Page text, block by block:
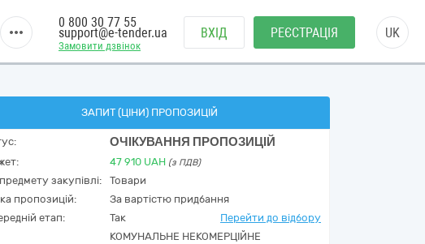
Замовити дзвінок
0 800 30 77 55
support@e-tender.ua ВХІД РЕЄСТРАЦІЯ UK
ЗАПИТ (ЦІНИ) ПРОПОЗИЦІЙ
ОЧІКУВАННЯ ПРОПОЗИЦІЙ
47 910 UAH (з ПДВ)
закупівлі:
Товари
пропозицій:
За вартістю придбання
етап:
Так Перейти до відбору
КОМУНАЛЬНЕ НЕКОМЕРЦІЙНЕ